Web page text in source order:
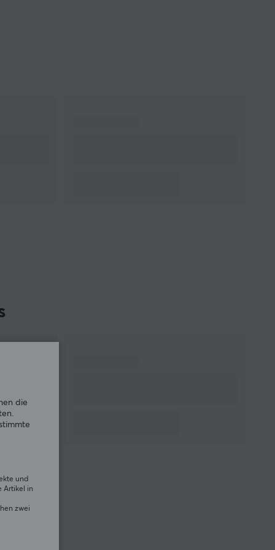
die
und
Artikel in
zwei